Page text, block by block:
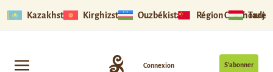
Kazakhstan Kirghizstan Ouzbékistan Région Ouïghoure
S’abonner
Connexion